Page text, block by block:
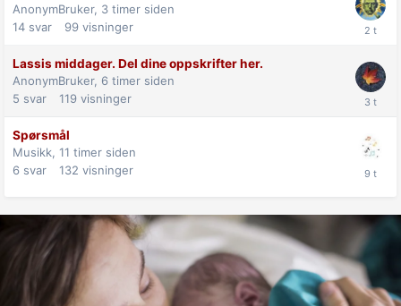
AnonymBruker, 3 timer siden
14 svar 99 visninger
Lassis middager. Del dine oppskrifter her.
AnonymBruker, 6 timer siden
5 svar 119 visninger
Spørsmål
Musikk, 11 timer siden
6 svar 132 visninger